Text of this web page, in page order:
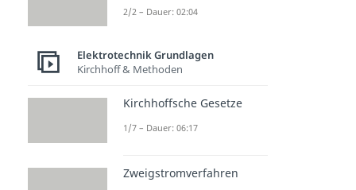
2/2 – Dauer: 02:04
Elektrotechnik Grundlagen
Kirchhoff & Methoden
Kirchhoffsche Gesetze
1/7 – Dauer: 06:17
Zweigstromverfahren